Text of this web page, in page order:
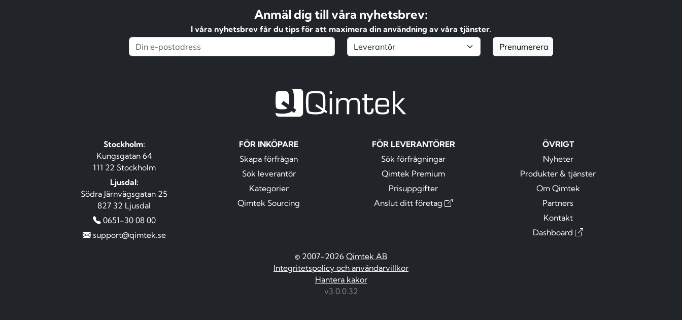
Anmäl dig till våra nyhetsbrev:
I våra nyhetsbrev får du tips för att maximera din användning av våra tjänster.
Prenumerera
Stockholm:
Kungsgatan 64
111 22 Stockholm
Ljusdal:
Södra Järnvägsgatan 25
827 32 Ljusdal
0651-30 08 00
support@qimtek.se
FÖR INKÖPARE
Skapa förfrågan
Sök leverantör
Kategorier
Qimtek Sourcing
FÖR LEVERANTÖRER
Sök förfrågningar
Qimtek Premium
Prisuppgifter
Anslut ditt företag
ÖVRIGT
Nyheter
Produkter & tjänster
Om Qimtek
Partners
Kontakt
Dashboard
© 2007-2026 Qimtek AB
Integritetspolicy och användarvillkor
Hantera kakor
v3.0.0.32